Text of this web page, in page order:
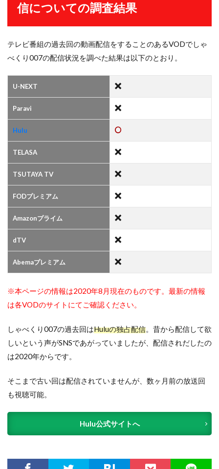
信についての調査結果
テレビ番組の過去回の動画配信をすることのあるVODでしゃ
べくり007の配信状況を調べた結果は以下のとおり。
U-NEXT
Paravi
Hulu
TELASA
TSUTAYA TV
FODプレミアム
Amazonプライム
dTV
Abemaプレミアム
※本ページの情報は2020年8月現在のものです。最新の情報
は各VODのサイトにてご確認ください。
しゃべくり007の過去回はHuluの独占配信。昔から配信して欲
しいという声がSNSであがっていましたが、配信されだしたの
は2020年からです。
そこまで古い回は配信されていませんが、数ヶ月前の放送回
も視聴可能。
Hulu公式サイトへ